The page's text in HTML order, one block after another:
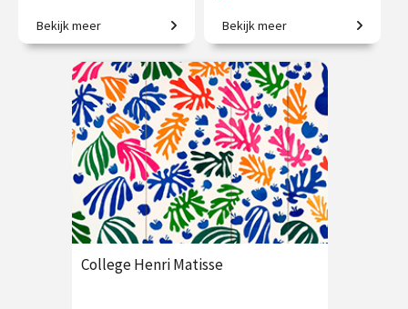
Gruwelijke rijmen,
buitengewone verhalen en
eigenzinnige helden.
€ 35.00
vanaf 17
okt.
Online
Bekijk meer
6-daagse reis o.l.v. Frederike
Upmeijer, Liesje Schreuders
en Patricia Huisman
€ 2625.00
vanaf 25
okt.
Op locatie
Bekijk meer
College Henri Matisse